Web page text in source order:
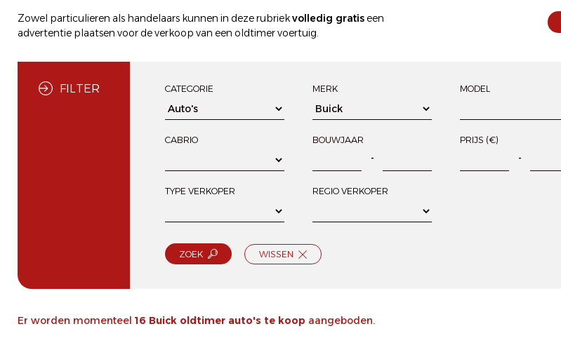
Zowel particulieren als handelaars kunnen in deze rubriekvolledig gratis een
advertentie plaatsen voor deverkoop van een oldtimer voertuig.
FILTER CATEGORIE MERK MODEL
CABRIO BOUWJAAR
-
PRIJS (€)
-
TYPE VERKOPER REGIO VERKOPER
ZOEK WISSEN
Er worden momenteel 16 Buick oldtimer auto's te koop aangeboden.